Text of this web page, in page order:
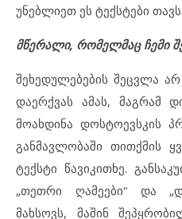
უნებლიეთ ეს ტექსტები თავს
მწერალი, რომელმაც ჩემი
შეხედულებების შეცვლა
დაერქვას ამას, მაგრამ
მოახდინა დოსტოევსკის
განმავლობაში თითქმის
ტექსტი წავიკითხე.
„თეთრი ღამეები“ და
მახსოვს, მაშინ